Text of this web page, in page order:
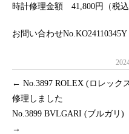
時計修理金額 41,800円（税込
お問い合わせNo.KO24110345Y
← No.3897 ROLEX (ロレッ
修理しました
No.3899 BVLGARI (ブルガリ
→